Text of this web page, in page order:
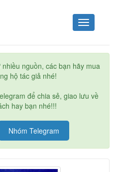
Toggle
navigation
nguồn, các bạn hãy mua
hộ tác giả nhé!
để chia sẻ, giao lưu về
hay bạn nhé!!!
Nhóm Telegram